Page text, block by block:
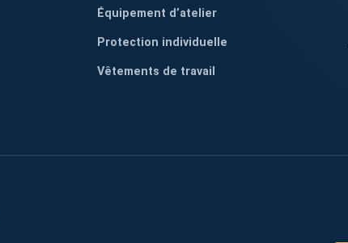
Équipement d’atelier
Protection individuelle
Vêtements de travail